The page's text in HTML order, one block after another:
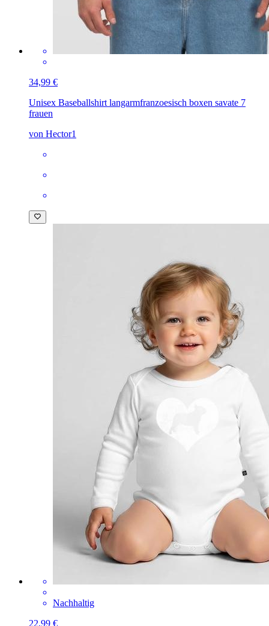
34,99 €
Unisex Baseballshirt langarmfranzoesisch boxen savate 7
frauen
von Hector1
Nachhaltig
22,99 €